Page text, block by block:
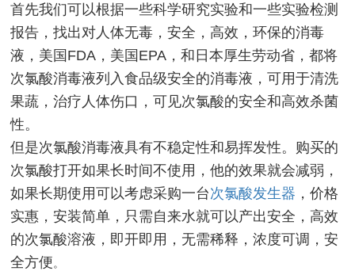
首先我们可以根据一些科学研究实验和一些实验检测
报告，找出对人体无毒，安全，高效，环保的消毒
液，美国FDA，美国EPA，和日本厚生劳动省，都将
次氯酸消毒液列入食品级安全的消毒液，可用于清洗
果蔬，治疗人体伤口，可见次氯酸的安全和高效杀菌
性。
但是次氯酸消毒液具有不稳定性和易挥发性。购买的
次氯酸打开如果长时间不使用，他的效果就会减弱，
如果长期使用可以考虑采购一台次氯酸发生器 ，价格
实惠，安装简单，只需自来水就可以产出安全，高效
的次氯酸溶液，即开即用，无需稀释，浓度可调，安
全方便 。